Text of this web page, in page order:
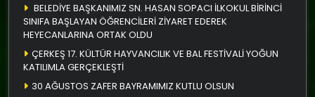
BELEDİYE BAŞKANIMIZ SN. HASAN SOPACI İLKOKUL BİRİNCİ
SINIFA BAŞLAYAN ÖĞRENCİLERİ ZİYARET EDEREK
HEYECANLARINA ORTAK OLDU
ÇERKEŞ 17. KÜLTÜR HAYVANCILIK VE BAL FESTİVALİ YOĞUN
KATILIMLA GERÇEKLEŞTİ
30 AĞUSTOS ZAFER BAYRAMIMIZ KUTLU OLSUN